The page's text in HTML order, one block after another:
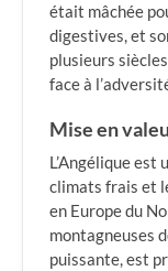
était mâchée
digestives, et
plusieurs
face à
Mise en
L’Angélique
climats frais et
en Europe du
montagneuses
puissante, est